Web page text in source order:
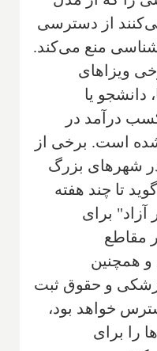
از دسترسی
منع می‌کند.
ویزاهای
دانشجو یا
درآمد در
شده است. برخی از
در شهرهای بزرگ
تا چند هفته
آزاد" برای
مقاطع
همچنین
و حقوق ثبت
خواهد بود،
را برای